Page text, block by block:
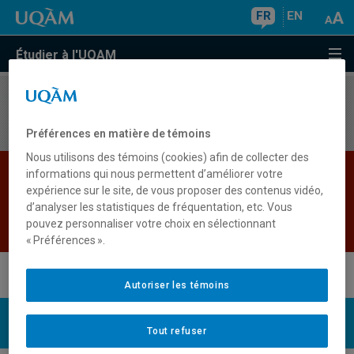
FR EN
Étudier à l'UQAM
Aucun résultat
Les bases de données institutionnelles sont
indisponibles pour le moment. Veuillez
réessayer plus tard.
Retour
UQAM
Préférences en matière de témoins
Nous utilisons des témoins (cookies) afin de collecter des
informations qui nous permettent d’améliorer votre
expérience sur le site, de vous proposer des contenus vidéo,
d’analyser les statistiques de fréquentation, etc. Vous
pouvez personnaliser votre choix en sélectionnant
« Préférences ».
Tout refuser
Autoriser les témoins